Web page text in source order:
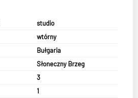
studio
wtórny
Bułgaria
Słoneczny Brzeg
3
1